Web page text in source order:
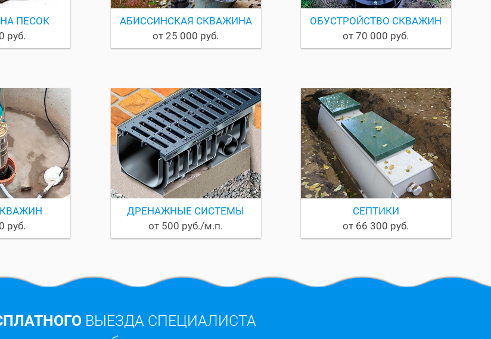
ПЕСОК
руб.
АБИССИНСКАЯ СКВАЖИНА
от 25 000 руб.
ОБУСТРОЙСТВО СКВАЖИН
от 70 000 руб.
руб.
ДРЕНАЖНЫЕ СИСТЕМЫ
от 500 руб./м.п.
СЕПТИКИ
от 66 300 руб.
ВЫЕЗДА СПЕЦИАЛИСТА